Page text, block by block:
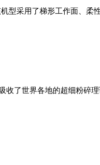
型采用了梯形工作面、
了世界各地的超细粉碎